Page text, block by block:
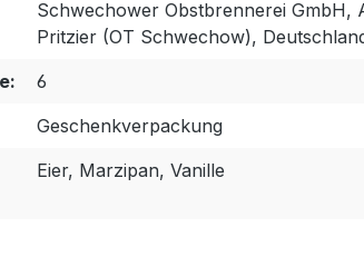
Schwechower Obstbrennerei GmbH,
Pritzier (OT Schwechow),
6
Geschenkverpackung
Eier, Marzipan, Vanille